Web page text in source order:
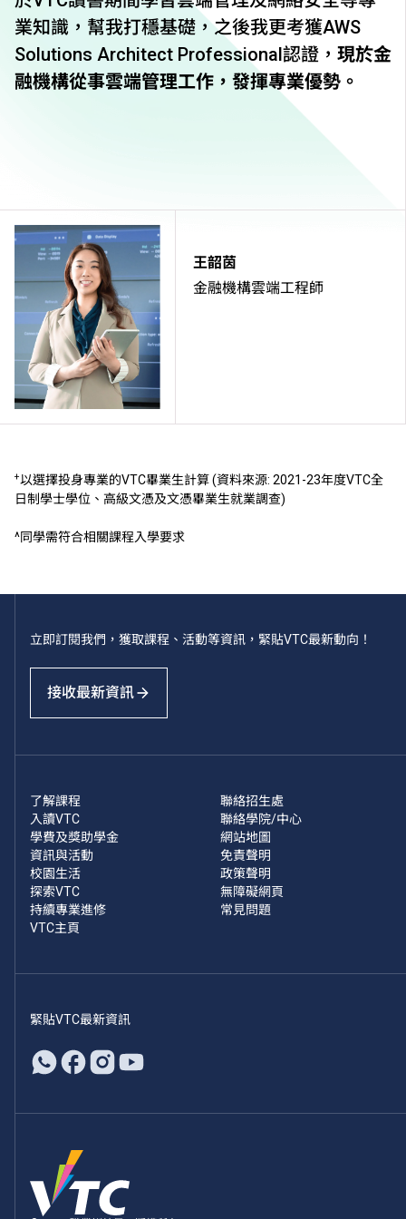
王韶茵
金融機構雲端工程師
業知識，幫我打穩基礎，之後我更考獲AWS
Solutions Architect Professional認證， 現於金
融機構從事雲端管理工作，發揮專業優勢。
+以選擇投身專業的VTC畢業生計算 (資料來源: 2021-23年度VTC全
日制學士學位、高級文憑及文憑畢業生就業調查)
^同學需符合相關課程入學要求
立即訂閱我們，獲取課程、活動等資訊，緊貼VTC最新動向！
接收最新資訊
了解課程
入讀VTC
學費及獎助學金
資訊與活動
校園生活
探索VTC
持續專業進修
VTC主頁
聯絡招生處
聯絡學院/中心
網站地圖
免責聲明
政策聲明
無障礙網頁
常見問題
緊貼VTC最新資訊